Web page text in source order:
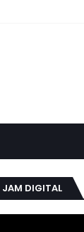
JAM DIGITAL